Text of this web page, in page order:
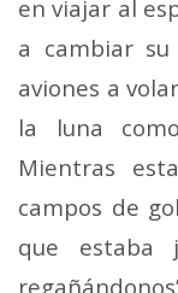
en viajar al
a cambiar
aviones a
la luna
Mientras
campos de
que estaba